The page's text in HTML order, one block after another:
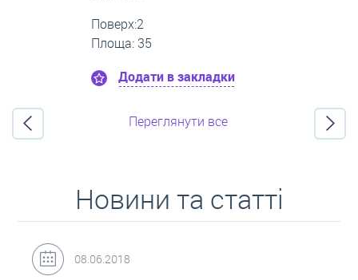
Площа: 60
Додати в закладки
Переглянути все
Новини та статті